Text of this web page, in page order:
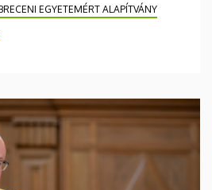
EGYETEMÉRT ALAPÍTVÁNY